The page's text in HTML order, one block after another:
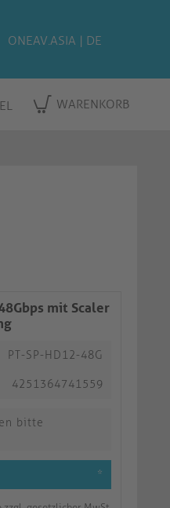
WARENKORB
mit Scaler
PT-SP-HD12-48G
4251364741559
bitte
*